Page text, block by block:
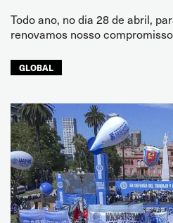
Todo ano, no dia 28 de abril,
renovamos nosso
GLOBAL